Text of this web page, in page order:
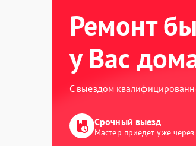
Ремонт
у Вас
С выездом
Срочный выезд
Мастер приедет уже